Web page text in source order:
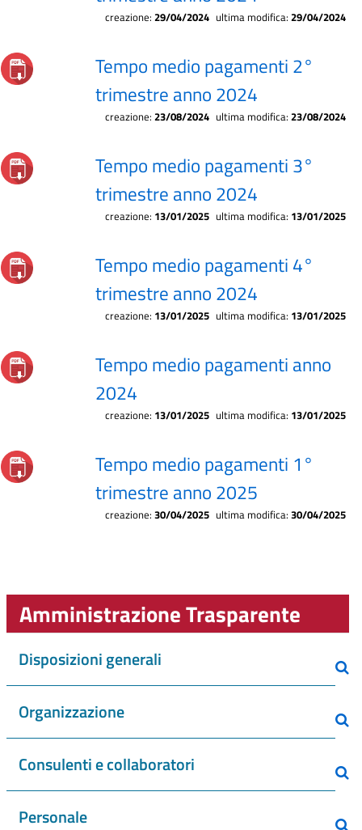
creazione: 29/04/2024 ultima modifica: 29/04/2024
Tempo medio pagamenti 2°
trimestre anno 2024
creazione: 23/08/2024 ultima modifica: 23/08/2024
Tempo medio pagamenti 3°
trimestre anno 2024
creazione: 13/01/2025 ultima modifica: 13/01/2025
Tempo medio pagamenti 4°
trimestre anno 2024
creazione: 13/01/2025 ultima modifica: 13/01/2025
Tempo medio pagamenti anno
2024
creazione: 13/01/2025 ultima modifica: 13/01/2025
Tempo medio pagamenti 1°
trimestre anno 2025
creazione: 30/04/2025 ultima modifica: 30/04/2025
Amministrazione Trasparente
Disposizioni generali
Organizzazione
Consulenti e collaboratori
Personale